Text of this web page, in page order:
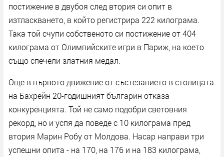
постижение в двубоя след втория си опит в
изтласкването, в който регистрира 222 килограма.
Така той счупи собственото си постижение от 404
килограма от Олимпийските игри в Париж, на което
също спечели златния медал.
Още в първото движение от състезанието в столицата
на Бахрейн 20-годишният българин отказа
конкуренцията. Той не само подобри световния
рекорд, но и успя да поведе с 10 килограма пред
втория Марин Робу от Молдова. Насар направи три
успешни опита - на 170, на 176 и на 183 килограма,